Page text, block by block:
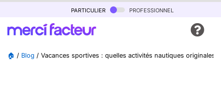
particulier professionnel
🏠 / Blog / Vacances sportives : quelles activités nautiques originales